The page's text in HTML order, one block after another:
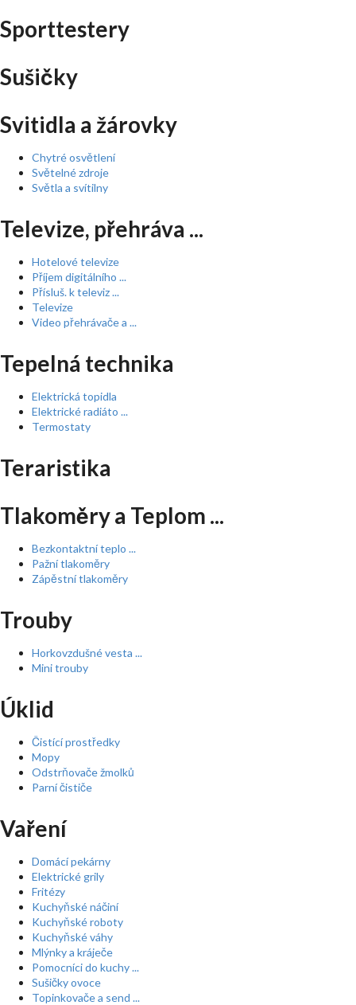
Sporttestery
Sušičky
Svitidla a žárovky
Chytré osvětlení
Světelné zdroje
Světla a svítilny
Televize, přehráva ...
Hotelové televize
Příjem digitálního ...
Přísluš. k televiz ...
Televize
Video přehrávače a ...
Tepelná technika
Elektrická topidla
Elektrické radiáto ...
Termostaty
Teraristika
Tlakoměry a Teplom ...
Bezkontaktní teplo ...
Pažní tlakoměry
Zápěstní tlakoměry
Trouby
Horkovzdušné vesta ...
Mini trouby
Úklid
Čistící prostředky
Mopy
Odstrňovače žmolků
Parní čističe
Vaření
Domácí pekárny
Elektrické grily
Fritézy
Kuchyňské náčiní
Kuchyňské roboty
Kuchyňské váhy
Mlýnky a kráječe
Pomocníci do kuchy ...
Sušičky ovoce
Topinkovače a send ...